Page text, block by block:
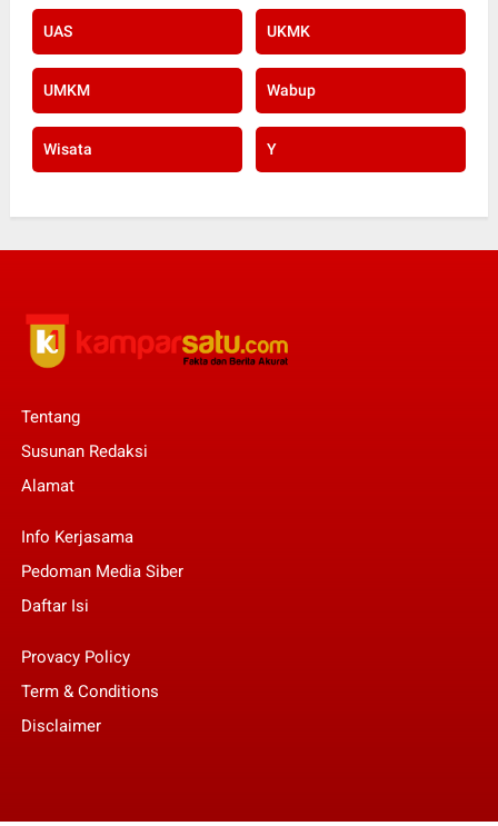
UAS UKMK
UMKM Wabup
Wisata Y
Tentang
Susunan Redaksi
Alamat
Info Kerjasama
Pedoman Media Siber
Daftar Isi
Provacy Policy
Term & Conditions
Disclaimer